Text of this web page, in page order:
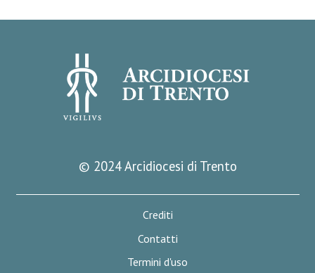
© 2024 Arcidiocesi di Trento
Crediti
Contatti
Termini d'uso